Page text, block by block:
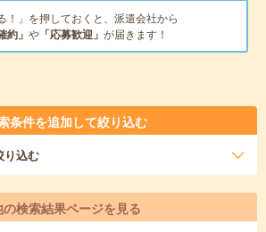
！」を押しておくと、派遣会社から
約」 や 「応募歓迎」 が届きます！
条件を追加して絞り込む
り込む
の検索結果ページを見る